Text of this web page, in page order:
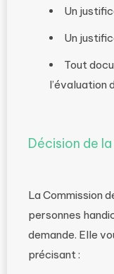
Un
Un
Tout
l’évaluation
Décision de la
La Commission
personnes
demande. Elle
précisant :